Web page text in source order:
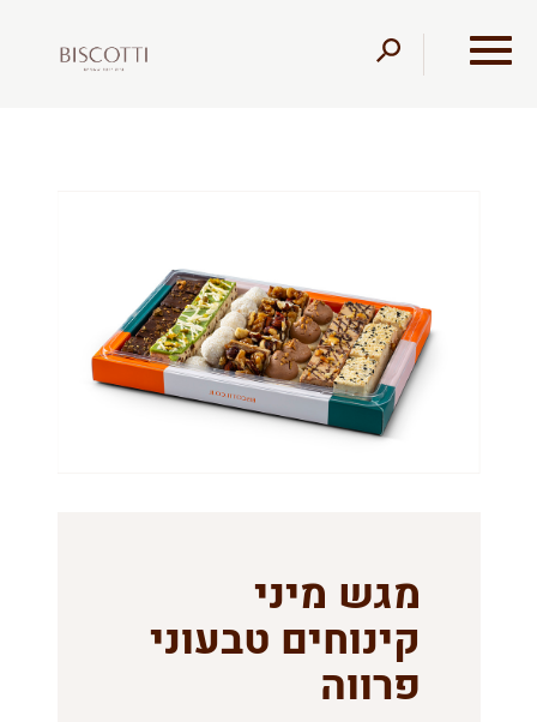
עמוד הבית
מגש מיני
מגש מיני
קינוחים טבעוני
פרווה